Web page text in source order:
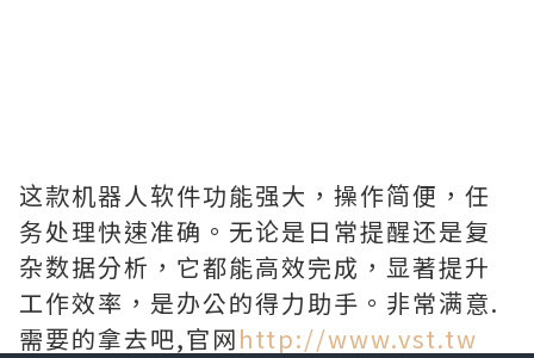
这款机器人软件功能强大，操作简便，任
务处理快速准确。无论是日常提醒还是复
杂数据分析，它都能高效完成，显著提升
工作效率，是办公的得力助手。非常满意.
需要的拿去吧,官网http://www.vst.tw